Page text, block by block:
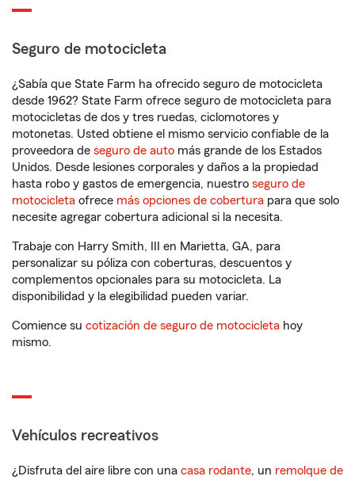
Seguro de motocicleta
¿Sabía que State Farm ha ofrecido seguro de motocicleta
desde 1962? State Farm ofrece seguro de motocicleta para
motocicletas de dos y tres ruedas, ciclomotores y
motonetas. Usted obtiene el mismo servicio confiable de la
proveedora de seguro de auto más grande de los Estados
Unidos. Desde lesiones corporales y daños a la propiedad
hasta robo y gastos de emergencia, nuestro seguro de
motocicleta ofrece más opciones de cobertura para que solo
necesite agregar cobertura adicional si la necesita.
Trabaje con Harry Smith, III en Marietta, GA, para
personalizar su póliza con coberturas, descuentos y
complementos opcionales para su motocicleta. La
disponibilidad y la elegibilidad pueden variar.
Comience su cotización de seguro de motocicleta hoy
mismo.
Vehículos recreativos
¿Disfruta del aire libre con una casa rodante, un remolque de